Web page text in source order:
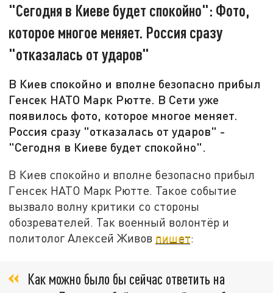
"Сегодня в Киеве будет спокойно": Фото,
которое многое меняет. Россия сразу
"отказалась от ударов"
В Киев спокойно и вполне безопасно прибыл
Генсек НАТО Марк Рютте. В Сети уже
появилось фото, которое многое меняет.
Россия сразу "отказалась от ударов" -
"Сегодня в Киеве будет спокойно".
В Киев спокойно и вполне безопасно прибыл
Генсек НАТО Марк Рютте. Такое событие
вызвало волну критики со стороны
обозревателей. Так военный волонтёр и
политолог Алексей Живов пишет:
Как можно было бы сейчас ответить на